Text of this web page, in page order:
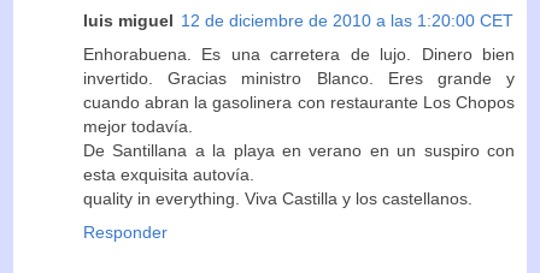
luis miguel 12 de diciembre de 2010 a las 1:20:00 CET
Enhorabuena. Es una carretera de lujo. Dinero bien
invertido. Gracias ministro Blanco. Eres grande y
cuando abran la gasolinera con restaurante Los Chopos
mejor todavía.
De Santillana a la playa en verano en un suspiro con
esta exquisita autovía.
quality in everything. Viva Castilla y los castellanos.
Responder